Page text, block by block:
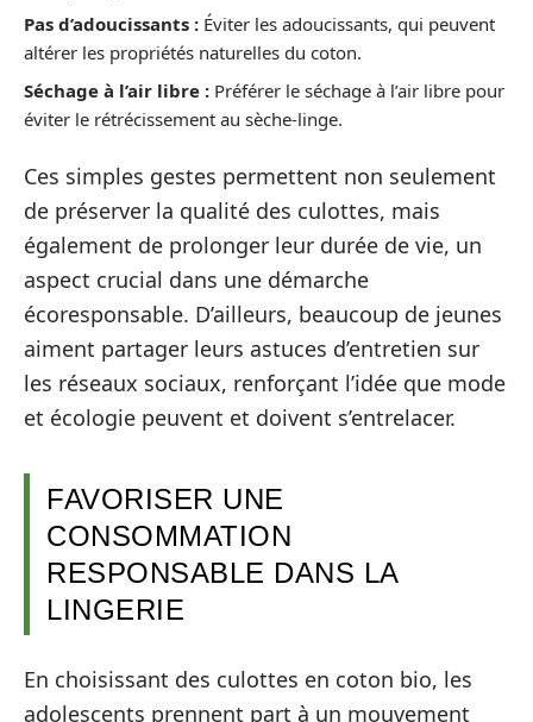
Pas d’adoucissants : Éviter les adoucissants, qui peuvent
altérer les propriétés naturelles du coton.
Séchage à l’air libre : Préférer le séchage à l’air libre pour
éviter le rétrécissement au sèche-linge.
Ces simples gestes permettent non seulement
de préserver la qualité des culottes, mais
également de prolonger leur durée de vie, un
aspect crucial dans une démarche
écoresponsable. D’ailleurs, beaucoup de jeunes
aiment partager leurs astuces d’entretien sur
les réseaux sociaux, renforçant l’idée que mode
et écologie peuvent et doivent s’entrelacer.
FAVORISER UNE
CONSOMMATION
RESPONSABLE DANS LA
LINGERIE
En choisissant des culottes en coton bio, les
adolescents prennent part à un mouvement